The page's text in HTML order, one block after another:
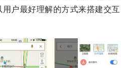
户最好理解的方式来搭建交互